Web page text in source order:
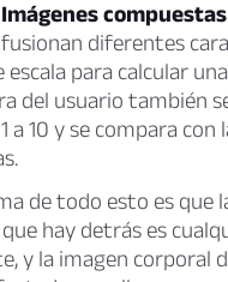
Imágenes
diferentes
escala para calcular
del usuario también
a 10 y se compara con
de todo esto es que
que hay detrás es
y la imagen corporal